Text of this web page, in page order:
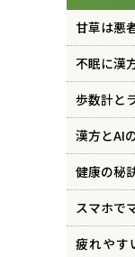
甘草は悪
不眠に漢
歩数計と
漢方とAI
健康の秘
スマホで
疲れやす